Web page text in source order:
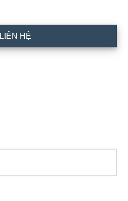
LIÊN HỆ